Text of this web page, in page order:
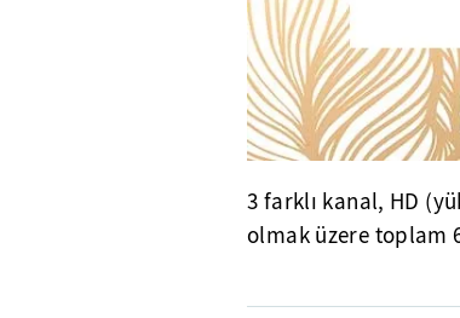
3 farklı kanal, HD
olmak üzere toplam